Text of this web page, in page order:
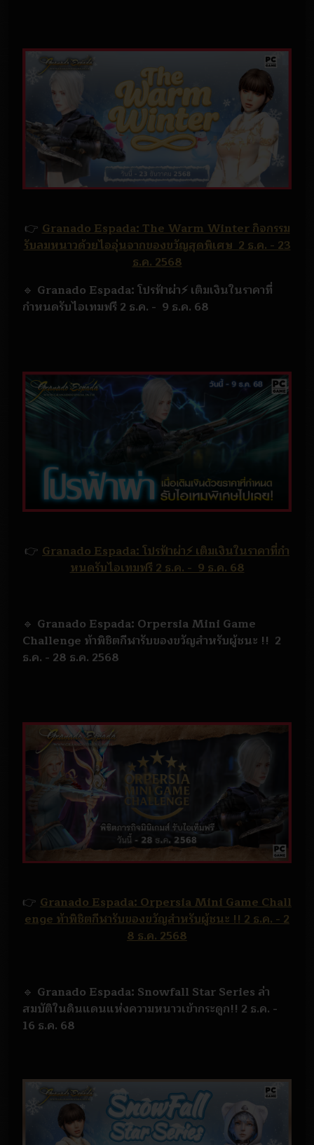
👉 Granado Espada: The Warm Winter กิจกรรม
รับลมหนาวด้วยไออุ่นจากของขวัญสุดพิเศษ 2 ธ.ค. - 23
ธ.ค. 2568
🔹 Granado Espada: โปรฟ้าผ่า⚡️ เติมเงินในราคาที่
กำหนดรับไอเทมฟรี 2 ธ.ค. - 9 ธ.ค. 68
👉 Granado Espada: โปรฟ้าผ่า⚡️ เติมเงินในราคาที่กำ
หนดรับไอเทมฟรี 2 ธ.ค. - 9 ธ.ค. 68
🔹 Granado Espada: Orpersia Mini Game
Challenge ท้าพิชิตกีฬารับของขวัญสำหรับผู้ชนะ !! 2
ธ.ค. - 28 ธ.ค. 2568
👉 Granado Espada: Orpersia Mini Game Chall
enge ท้าพิชิตกีฬารับของขวัญสำหรับผู้ชนะ !! 2 ธ.ค. - 2
8 ธ.ค. 2568
🔹 Granado Espada: Snowfall Star Series ล่า
สมบัติในดินแดนแห่งความหนาวเข้ากระดูก!! 2 ธ.ค. -
16 ธ.ค. 68